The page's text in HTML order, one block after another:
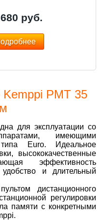
руб.
Kemppi РМТ 35
для эксплуатации со
имеющими
Euro. Идеальное
высококачественные
эффективность
удобство и длительный
дистанционного
регулировки
памяти с конкретными